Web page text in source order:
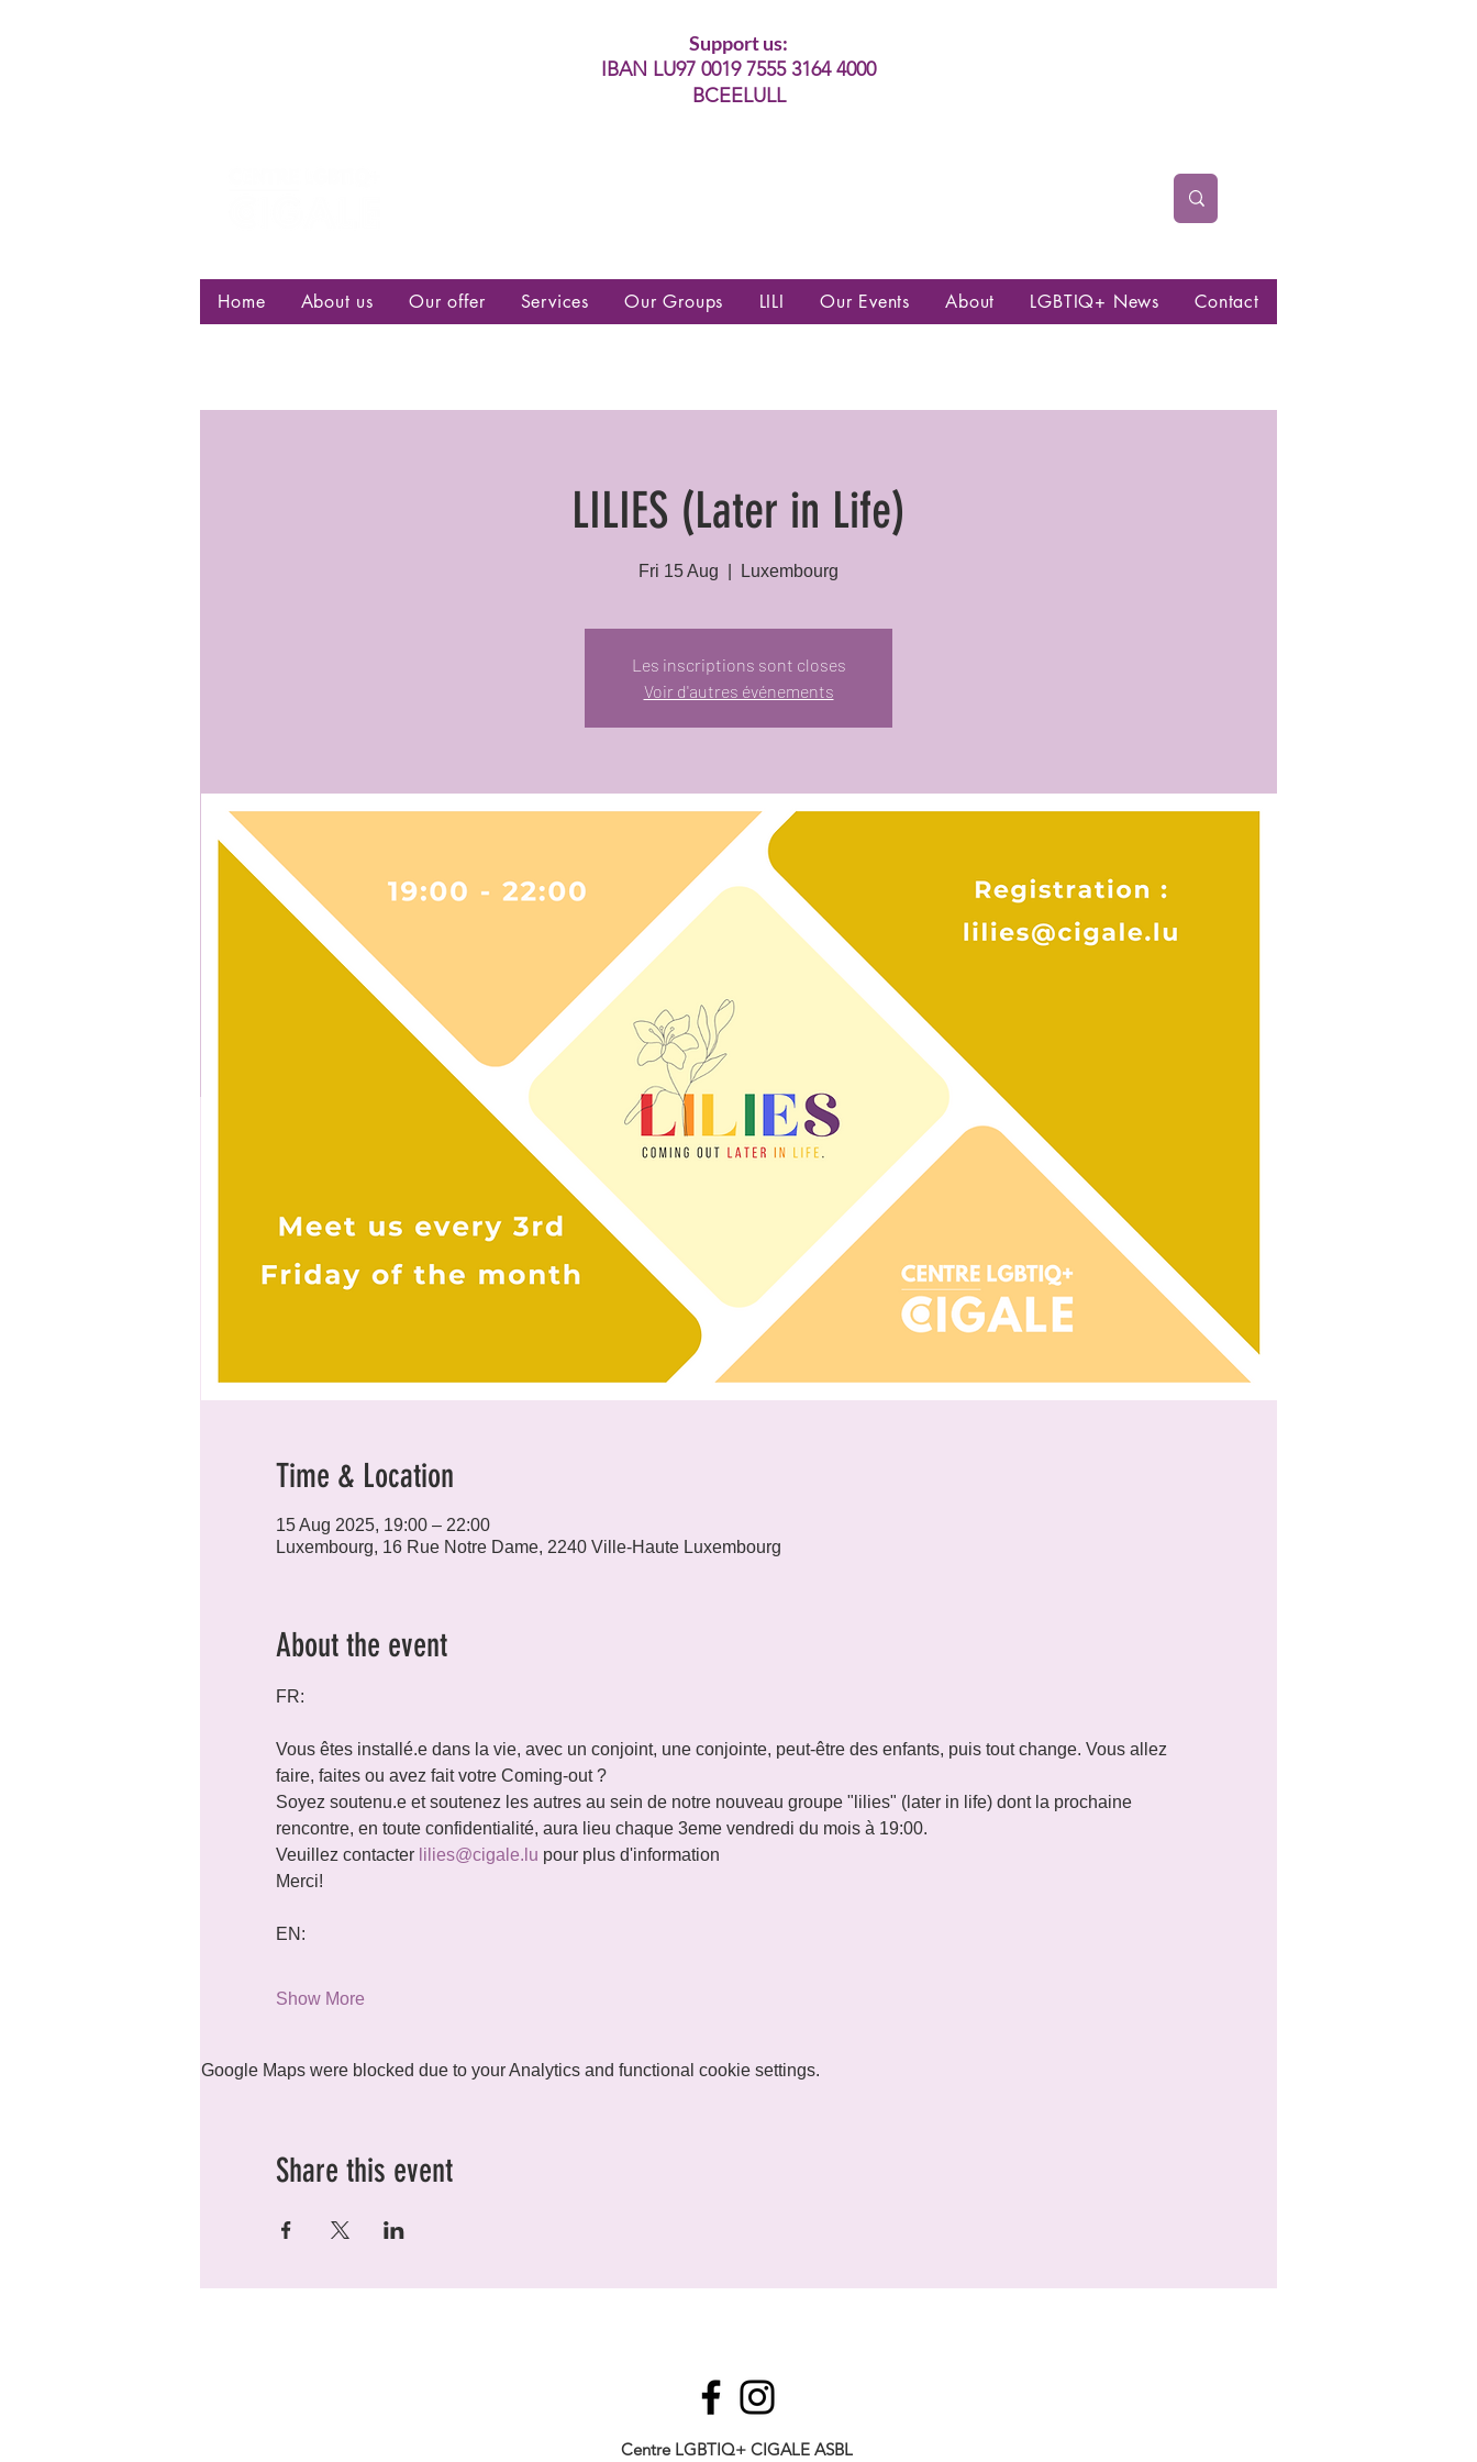
Support us:
IBAN LU97 0019 7555 3164 4000
BCEELULL
Home About us Our offer Services Our Groups LILI Our Events About LGBTIQ+ News Contact
LILIES (Later in Life)
Fri 15 Aug Luxembourg
Les inscriptions sont closes
Voir d'autres événements
Time & Location
15 Aug 2025, 19:00 – 22:00
Luxembourg, 16 Rue Notre Dame, 2240 Ville-Haute Luxembourg
About the event
FR:
Vous êtes installé.e dans la vie, avec un conjoint, une conjointe, peut-être des enfants, puis tout change. Vous allez
faire, faites ou avez fait votre Coming-out ?
Soyez soutenu.e et soutenez les autres au sein de notre nouveau groupe "lilies" (later in life) dont la prochaine
rencontre, en toute confidentialité, aura lieu chaque 3eme vendredi du mois à 19:00.
Veuillez contacter lilies@cigale.lu pour plus d'information
Merci!
EN:
Show More
Google Maps were blocked due to your Analytics and functional cookie settings.
Share this event
Centre LGBTIQ+ CIGALE ASBL